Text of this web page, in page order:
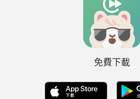
免費下載